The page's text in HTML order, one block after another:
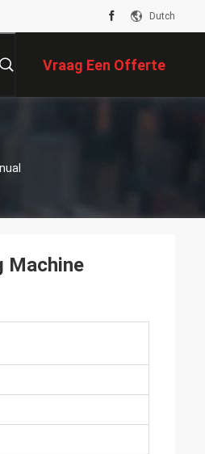
Dutch
Vraag Een Offerte
Machine